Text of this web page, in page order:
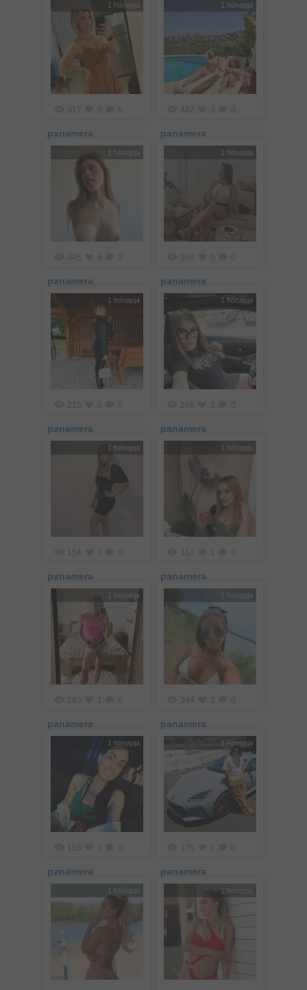
1 hónapja
317
panamera
1 hónapja
482 2
panamera
1 hónapja
445 6
panamera
1 hónapja
268
panamera
1 hónapja
215
panamera
1 hónapja
266
panamera
1 hónapja
154
panamera
1 hónapja
157
panamera
1 hónapja
183
panamera
1 hónapja
244 2
panamera
1 hónapja
156
panamera
1 hónapja
170
panamera
1 hónapja 1 hónapja